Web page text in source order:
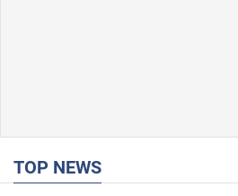
TOP NEWS